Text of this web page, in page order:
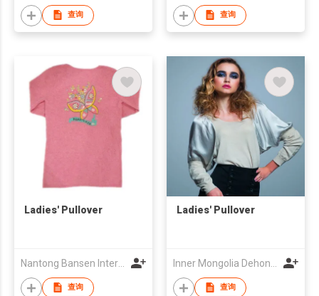
查询 查询
Ladies' Pullover
Nantong Bansen International Trade Co.,Ltd
查询
Ladies' Pullover
查询